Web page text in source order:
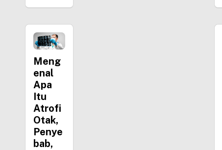
Meng
enal
Apa
Itu
Atrofi
Otak,
Penye
bab,